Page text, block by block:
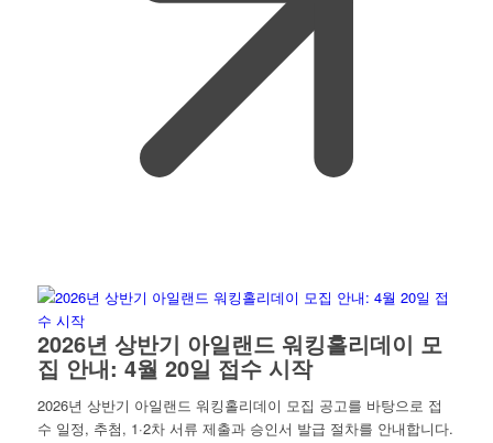
2026년 상반기 아일랜드 워킹홀리데이 모
집 안내: 4월 20일 접수 시작
2026년 상반기 아일랜드 워킹홀리데이 모집 공고를 바탕으로 접
수 일정, 추첨, 1·2차 서류 제출과 승인서 발급 절차를 안내합니다.